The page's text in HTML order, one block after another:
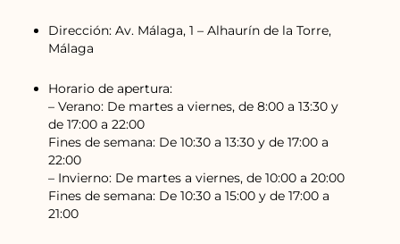
Dirección: Av. Málaga, 1 – Alhaurín de la Torre,
Málaga
Horario de apertura:
– Verano: De martes a viernes, de 8:00 a 13:30 y
de 17:00 a 22:00
Fines de semana: De 10:30 a 13:30 y de 17:00 a
22:00
– Invierno: De martes a viernes, de 10:00 a 20:00
Fines de semana: De 10:30 a 15:00 y de 17:00 a
21:00